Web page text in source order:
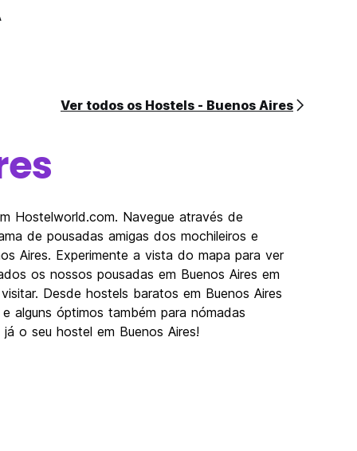
Ver todos os Hostels - Buenos Aires
Hostelworld.com. Navegue através de
de pousadas amigas dos mochileiros e
Aires. Experimente a vista do mapa para ver
os nossos pousadas em Buenos Aires em
Desde hostels baratos em Buenos Aires
alguns óptimos também para nómadas
o seu hostel em Buenos Aires!